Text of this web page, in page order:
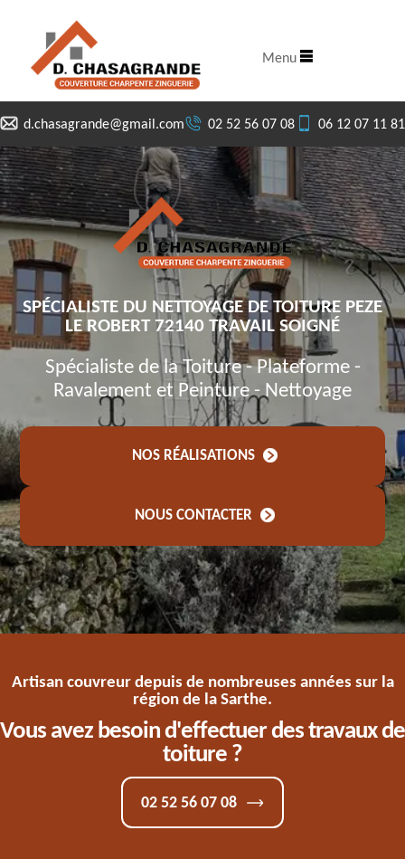
d.chasagrande@gmail.com 02 52 56 07 08 06 12 07 11 81
Menu
SPÉCIALISTE DU NETTOYAGE DE TOITURE PEZE
LE ROBERT 72140 TRAVAIL SOIGNÉ
Spécialiste de la Toiture - Plateforme -
Ravalement et Peinture - Nettoyage
NOS RÉALISATIONS
NOUS CONTACTER
Artisan couvreur depuis de nombreuses années sur la
région de la Sarthe.
Vous avez besoin d'effectuer des travaux de
toiture ?
02 52 56 07 08